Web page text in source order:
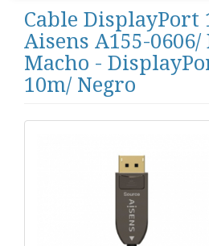
Cable DisplayPort
Aisens A155-
Macho -
10m/ Negro